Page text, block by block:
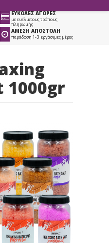
ΕΥΚΟΛΕΣ ΑΓΟΡΕΣ
με ευέλικτους τρόπους
πληρωμής
ΑΜΕΣΗ ΑΠΟΣΤΟΛΗ
παράδοση 1-3 εργάσιμες μέρες
1000gr